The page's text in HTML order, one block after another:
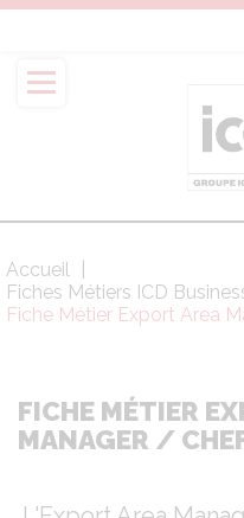
Aller
contenu
principal
Fil
d'Ariane
Accueil
Fiches Métiers ICD
Fiche Métier Export Area
FICHE MÉTIER
MANAGER /